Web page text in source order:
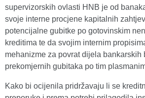
supervizorskih ovlasti HNB je od
svoje interne procjene kapitalnih
potencijalne gubitke po gotovinskim
kreditima te da svojim internim
mehanizme za povrat dijela bankarskih
prekomjernih gubitaka po tim
Kako bi ocijenila pridržavaju li se